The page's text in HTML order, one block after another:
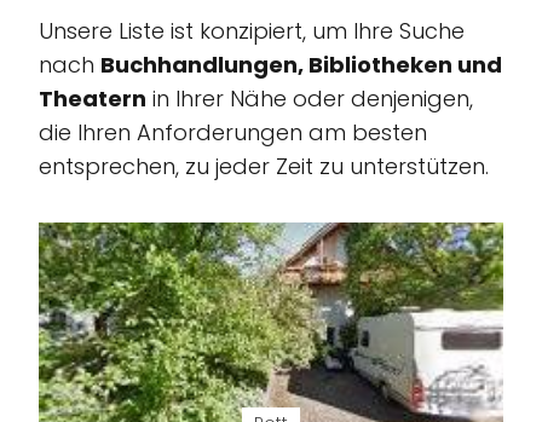
Unsere Liste ist konzipiert, um Ihre Suche
nach Buchhandlungen, Bibliotheken und
Theatern in Ihrer Nähe oder denjenigen,
die Ihren Anforderungen am besten
entsprechen, zu jeder Zeit zu unterstützen.